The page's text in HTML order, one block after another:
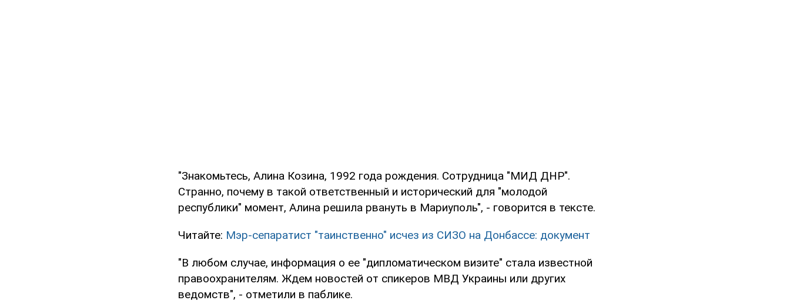
"Знакомьтесь, Алина Козина, 1992 года рождения. Сотрудница "МИД ДНР".
Странно, почему в такой ответственный и исторический для "молодой
республики" момент, Алина решила рвануть в Мариуполь", - говорится в тексте.
Читайте: Мэр-сепаратист "таинственно" исчез из СИЗО на Донбассе: документ
"В любом случае, информация о ее "дипломатическом визите" стала известной
правоохранителям. Ждем новостей от спикеров МВД Украины или других
ведомств", - отметили в паблике.